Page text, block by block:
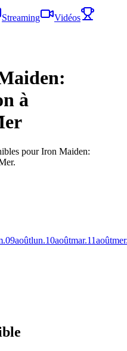
Streaming
Vidéos
à
pour Iron Maiden:
09aoûtlun.10aoûtmar.11août